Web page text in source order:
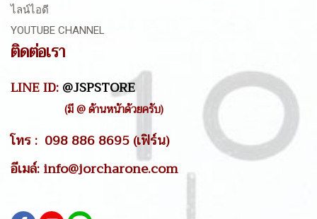
ไลน์ไอดี
YOUTUBE CHANNEL
ติดต่อเรา
LINE ID:@JSPSTORE
(มี @ ด้านหน้าด้วยครับ)
โทร : 098 886 8695 (เฟิร์น)
อีเมล์: info@jorcharone.com